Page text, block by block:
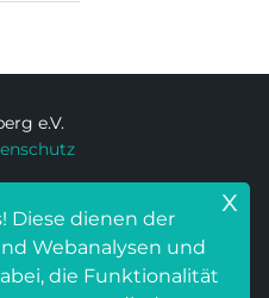
e.V.
Diese dienen der
Webanalysen und
die Funktionalität
x